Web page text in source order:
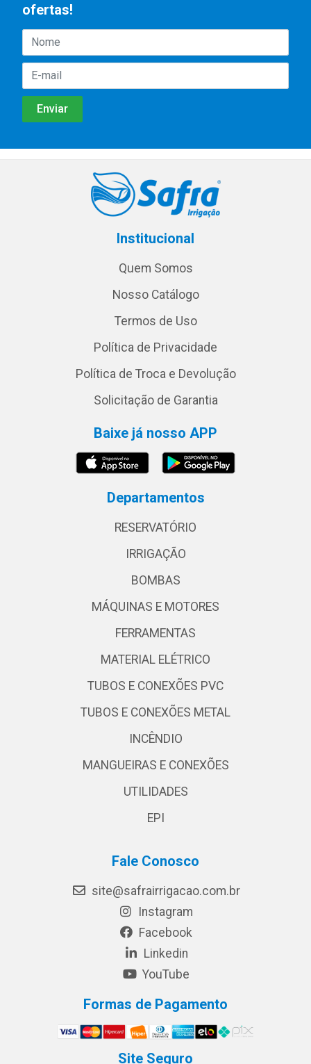
ofertas!
Institucional
Quem Somos
Nosso Catálogo
Termos de Uso
Política de Privacidade
Política de Troca e Devolução
Solicitação de Garantia
Baixe já nosso APP
Departamentos
RESERVATÓRIO
IRRIGAÇÃO
BOMBAS
MÁQUINAS E MOTORES
FERRAMENTAS
MATERIAL ELÉTRICO
TUBOS E CONEXÕES PVC
TUBOS E CONEXÕES METAL
INCÊNDIO
MANGUEIRAS E CONEXÕES
UTILIDADES
EPI
Fale Conosco
site@safrairrigacao.com.br
Instagram
Facebook
Linkedin
YouTube
Formas de Pagamento
Site Seguro